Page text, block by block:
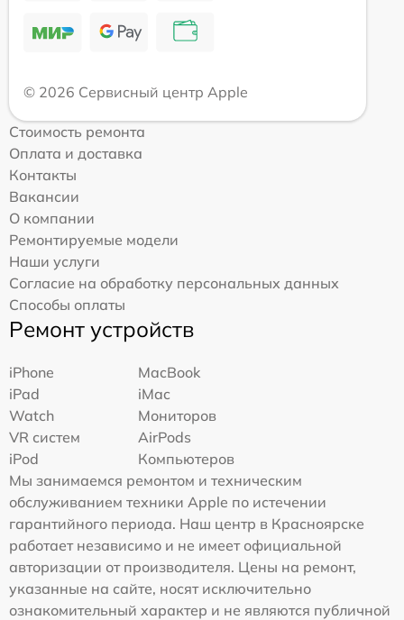
© 2026 Сервисный центр Apple
Стоимость ремонта
Оплата и доставка
Контакты
Вакансии
О компании
Ремонтируемые модели
Наши услуги
Согласие на обработку персональных данных
Способы оплаты
Ремонт устройств
iPhone
MacBook
iPad
iMac
Watch
Мониторов
VR систем
AirPods
iPod
Компьютеров
Мы занимаемся ремонтом и техническим
обслуживанием техники Apple по истечении
гарантийного периода. Наш центр в Красноярске
работает независимо и не имеет официальной
авторизации от производителя. Цены на ремонт,
указанные на сайте, носят исключительно
ознакомительный характер и не являются публичной